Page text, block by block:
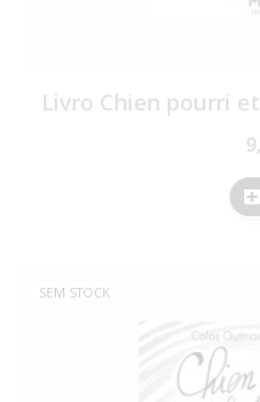
Livro Chien pourri
SEM STOCK